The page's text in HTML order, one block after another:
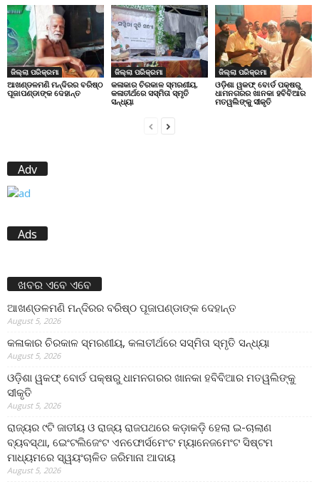
ଜିଲ୍ଲା ପରିକ୍ରମା
ଆଖଣ୍ଡଳମଣି ମନ୍ଦିରର ବରିଷ୍ଠ
ପୂଜାପଣ୍ଡାଙ୍କ ଦେହାନ୍ତ
ଜିଲ୍ଲା ପରିକ୍ରମା
କଳାକାର ଚିରକାଳ ସ୍ମରଣୀୟ,
କଳାତୀର୍ଥରେ ସସ୍ମିତା ସ୍ମୃତି
ସନ୍ଧ୍ୟା
ଜିଲ୍ଲା ପରିକ୍ରମା
ଓଡ଼ିଶା ୱକଫ୍ ବୋର୍ଡ ପକ୍ଷରୁ
ଧାମନଗରର ଖାନକା ହବିବିଆର
ମତୱଲିଙ୍କୁ ସୀକୃତି
Adv
Ads
ଖବର ଏବେ ଏବେ
ଆଖଣ୍ଡଳମଣି ମନ୍ଦିରର ବରିଷ୍ଠ ପୂଜାପଣ୍ଡାଙ୍କ ଦେହାନ୍ତ
August 5, 2026
କଳାକାର ଚିରକାଳ ସ୍ମରଣୀୟ, କଳାତୀର୍ଥରେ ସସ୍ମିତା ସ୍ମୃତି ସନ୍ଧ୍ୟା
August 5, 2026
ଓଡ଼ିଶା ୱକଫ୍ ବୋର୍ଡ ପକ୍ଷରୁ ଧାମନଗରର ଖାନକା ହବିବିଆର ମତୱଲିଙ୍କୁ
ସୀକୃତି
August 5, 2026
ରାଜ୍ୟର ୯ଟି ଜାତୀୟ ଓ ରାଜ୍ୟ ରାଜପଥରେ କଡ଼ାକଡ଼ି ହେଲା ଇ-ଚାଲାଣ
ବ୍ୟବସ୍ଥା, ଇେଂଟଲିଜେଂଟ ଏନଫୋର୍ସମେଂଟ ମ୍ୟାନେଜମେଂଟ ସିଷ୍ଟମ
ମାଧ୍ୟମରେ ସ୍ୱୟଂଚାଳିତ ଜରିମାନା ଆଦାୟ
August 5, 2026